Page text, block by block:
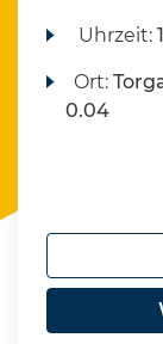
Uhrzeit:
Ort:
0.04